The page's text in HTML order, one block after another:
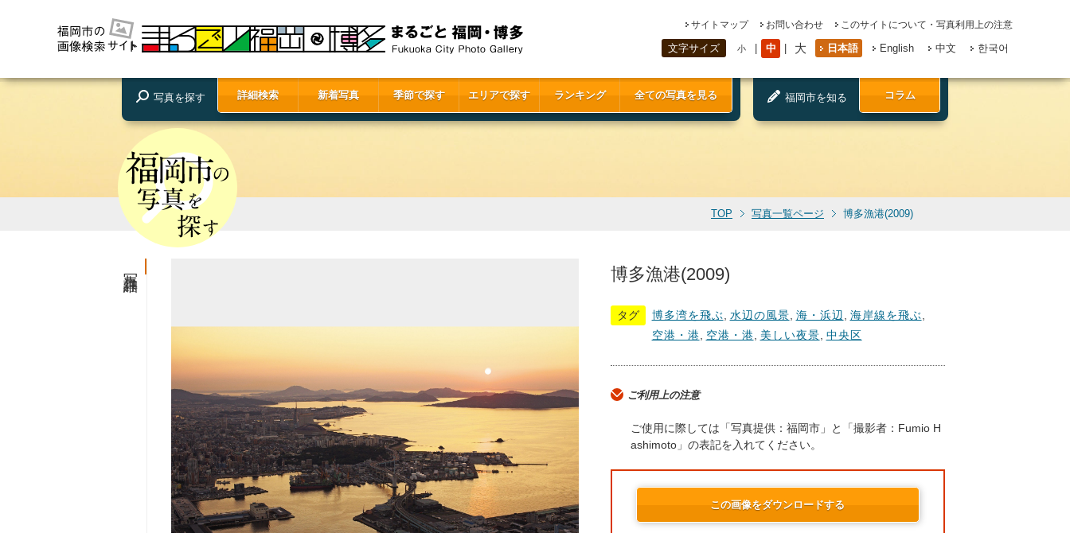
サイトマップ お問い合わせ このサイトについて・写真利用上の注意
文字サイズ 小 中 大 日本語 English 中文 한국어
写真を探す 詳細検索 新着写真 季節で探す エリアで探す ランキング 全ての写真を見る 福岡市を知る コラム
TOP 写真一覧ページ 博多漁港(2009)
博多漁港(2009)
タグ 博多湾を飛ぶ 水辺の風景 海・浜辺 海岸線を飛ぶ
空港・港
空港・港 美しい夜景 中央区
ご利用上の注意
ご使用に際しては「写真提供：福岡市」と「撮影者：Fumio H
ashimoto」の表記を入れてください。
この画像をダウンロードする